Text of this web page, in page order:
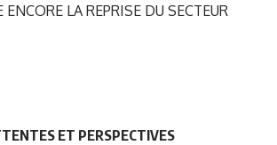
LA REPRISE DU SECTEUR
ET PERSPECTIVES